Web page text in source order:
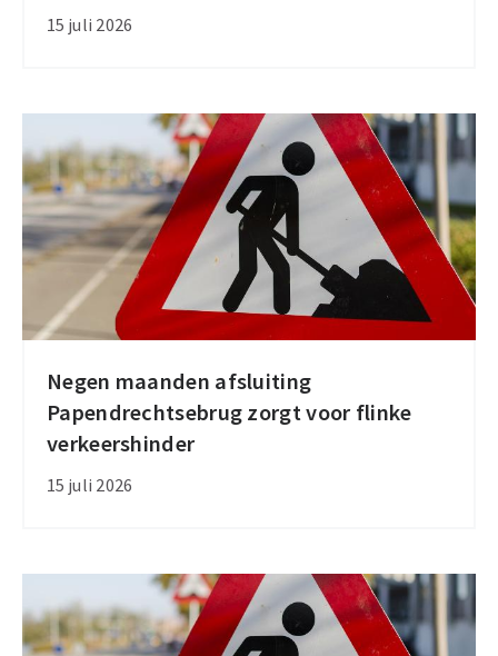
15 juli 2026
of
aanmelden
tot
en
met
31
augustus
Negen maanden afsluiting
Papendrechtsebrug zorgt voor flinke
verkeershinder
15 juli 2026
Negen
maanden
afsluiting
Papendrechtsebrug
flinke
verkeershinder